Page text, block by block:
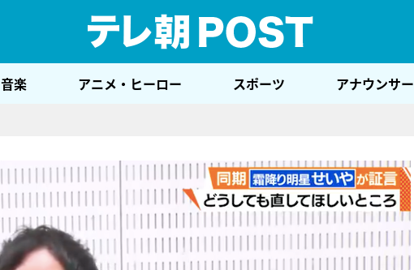
音楽 アニメ・ヒーロー スポーツ アナウンサー